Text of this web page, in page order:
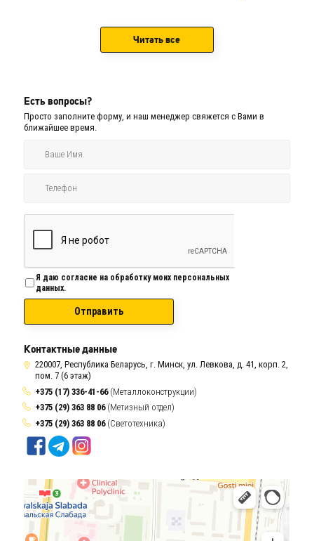
Читать все
Есть вопросы?
Просто заполните форму, и наш менеджер свяжется с Вами в
ближайшее время.
Я даю согласие на обработку моих персональных
данных.
Отправить
Контактные данные
220007, Республика Беларусь, г. Минск, ул. Левкова, д. 41, корп. 2,
пом. 7 (6 этаж)
+375 (17) 336-41-66 (Металлоконструкции)
+375 (29) 363 88 06(Метизный отдел)
+375 (29) 363 88 06(Светотехника)